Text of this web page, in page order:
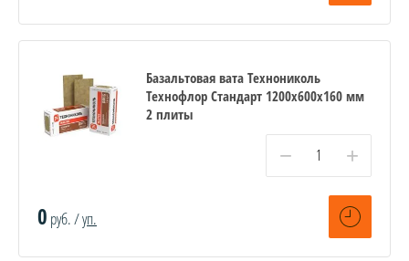
Базальтовая вата Технониколь
Технофлор Стандарт 1200х600х160 мм
2 плиты
− +
0 руб. /уп.